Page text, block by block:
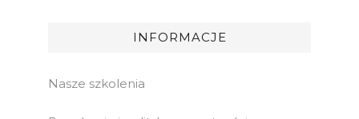
INFORMACJE
Nasze szkolenia